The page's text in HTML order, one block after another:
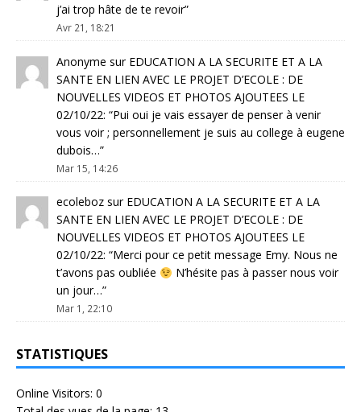
j’ai trop hâte de te revoir”
Avr 21, 18:21
Anonyme sur EDUCATION A LA SECURITE ET A LA
SANTE EN LIEN AVEC LE PROJET D’ECOLE : DE
NOUVELLES VIDEOS ET PHOTOS AJOUTEES LE
02/10/22: “Pui oui je vais essayer de penser à venir
vous voir ; personnellement je suis au college à eugene
dubois…”
Mar 15, 14:26
ecoleboz sur EDUCATION A LA SECURITE ET A LA
SANTE EN LIEN AVEC LE PROJET D’ECOLE : DE
NOUVELLES VIDEOS ET PHOTOS AJOUTEES LE
02/10/22: “Merci pour ce petit message Emy. Nous ne
t’avons pas oubliée
N’hésite pas à passer nous voir
un jour…”
Mar 1, 22:10
STATISTIQUES
Online Visitors: 0